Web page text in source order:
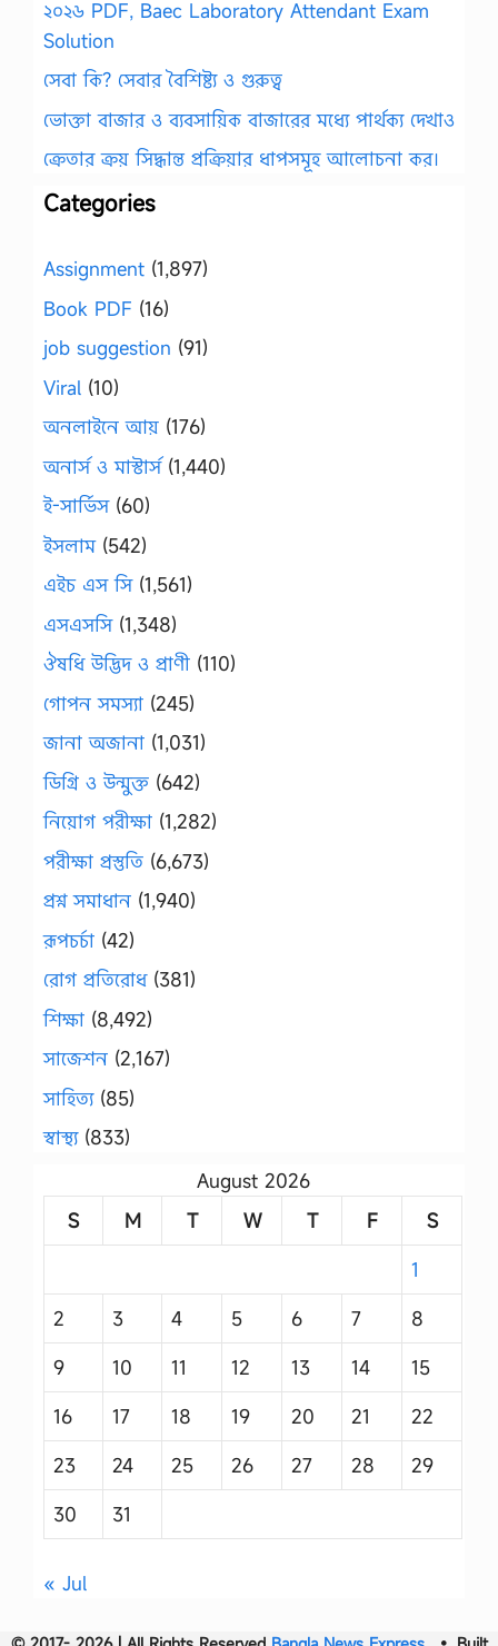
২০২৬ PDF, Baec Laboratory Attendant Exam
Solution
সেবা কি? সেবার বৈশিষ্ট্য ও গুরুত্ব
ভোক্তা বাজার ও ব্যবসায়িক বাজারের মধ্যে পার্থক্য দেখাও
ক্রেতার ক্রয় সিদ্ধান্ত প্রক্রিয়ার ধাপসমূহ আলোচনা কর।
Categories
Assignment (1,897)
Book PDF (16)
job suggestion (91)
Viral (10)
অনলাইনে আয় (176)
অনার্স ও মাস্টার্স(1,440)
ই-সার্ভিস(60)
ইসলাম(542)
এইচ এস সি(1,561)
এসএসসি(1,348)
ঔষধি উদ্ভিদ ও প্রাণী (110)
গোপন সমস্যা (245)
জানা অজানা (1,031)
ডিগ্রি ও উন্মুক্ত (642)
নিয়োগ পরীক্ষা (1,282)
পরীক্ষা প্রস্তুতি (6,673)
প্রশ্ন সমাধান (1,940)
রূপচর্চা (42)
রোগ প্রতিরোধ(381)
শিক্ষা (8,492)
সাজেশন (2,167)
সাহিত্য(85)
স্বাস্থ্য(833)
August 2026
S
M T W T F
S
1
2
3 4 5 6 7
8
9
10 11 12 13 14
15
16
17 18 19 20 21
22
23
24 25 26 27 28
29
30
31
« Jul